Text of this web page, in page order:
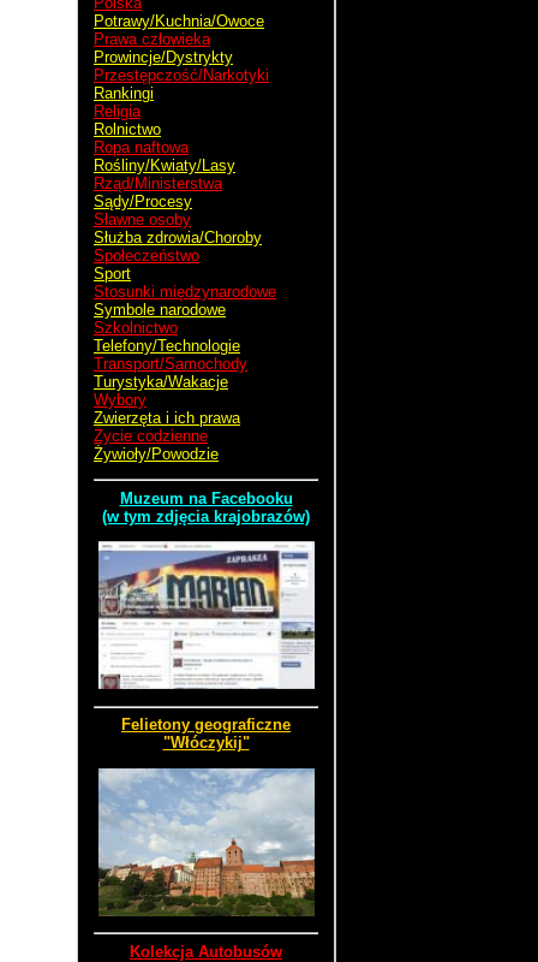
Potrawy/Kuchnia/Owoce
Prawa człowieka
Prowincje/Dystrykty
Przestępczość/Narkotyki
Rankingi
Religia
Rolnictwo
Ropa naftowa
Rośliny/Kwiaty/Lasy
Rząd/Ministerstwa
Sądy/Procesy
Sławne osoby
Służba zdrowia/Choroby
Społeczeństwo
Sport
Stosunki międzynarodowe
Symbole narodowe
Szkolnictwo
Telefony/Technologie
Transport/Samochody
Turystyka/Wakacje
Wybory
Zwierzęta i ich prawa
Życie codzienne
Żywioły/Powodzie
Muzeum na Facebooku
(w tym zdjęcia krajobrazów)
Felietony geograficzne
"Włóczykij"
Kolekcja Autobusów